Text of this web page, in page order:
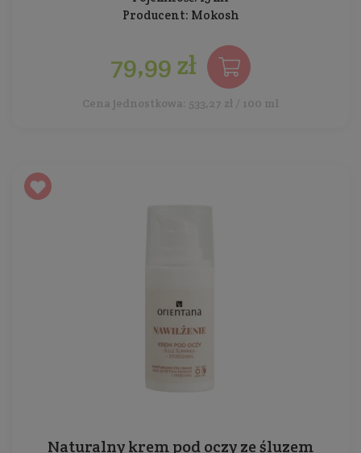
Producent: Mokosh
79,99 zł
Cena jednostkowa: 533,27 zł / 100 ml
Naturalny krem pod oczy ze śluzem